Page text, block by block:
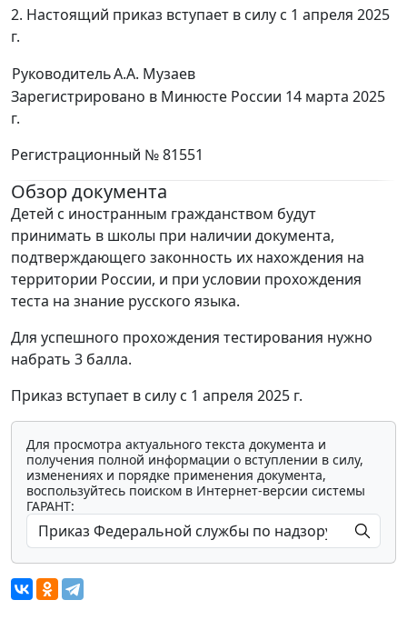
2. Настоящий приказ вступает в силу с 1 апреля 2025
г.
РуководительА.А. Музаев
Зарегистрировано в Минюсте России 14 марта 2025
г.
Регистрационный № 81551
Обзор документа
Детей с иностранным гражданством будут
принимать в школы при наличии документа,
подтверждающего законность их нахождения на
территории России, и при условии прохождения
теста на знание русского языка.
Для успешного прохождения тестирования нужно
набрать 3 балла.
Приказ вступает в силу с 1 апреля 2025 г.
Для просмотра актуального текста документа и
получения полной информации о вступлении в силу,
изменениях и порядке применения документа,
воспользуйтесь поиском в Интернет-версии системы
ГАРАНТ: